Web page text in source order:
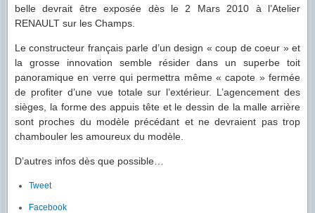
belle devrait être exposée dès le 2 Mars 2010 à l’Atelier
RENAULT sur les Champs.
Le constructeur français parle d’un design « coup de coeur » et
la grosse innovation semble résider dans un superbe toit
panoramique en verre qui permettra même « capote » fermée
de profiterd’une vue totale sur l’extérieur. L’agencement des
sièges, la forme des appuis tête et le dessin de la malle arrière
sont proches du modèle précédant et ne devraient pas trop
chambouler les amoureux du modèle.
D’autres infos dès que possible…
Tweet
Facebook